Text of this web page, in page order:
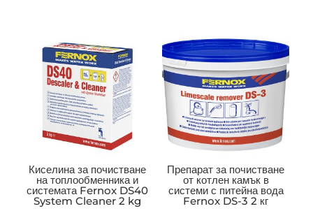
Киселина за почистване
на топлообменника и
системата Fernox DS40
System Cleaner 2 kg
Препарат за почистване
от котлен камък в
системи с питейна вода
Fernox DS-3 2 кг